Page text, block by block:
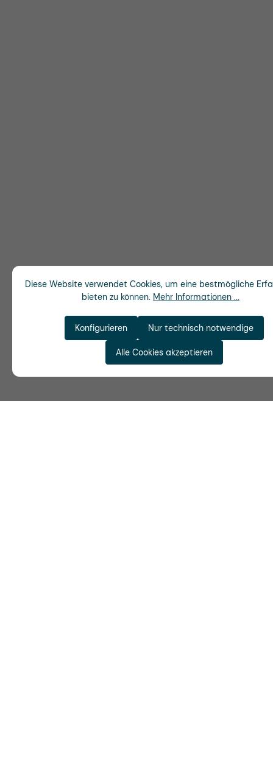
Diese Website verwendet Cookies, um eine bestmögliche
bieten zu können. Mehr Informationen ...
Nur technisch notwendige
Konfigurieren
Alle Cookies akzeptieren